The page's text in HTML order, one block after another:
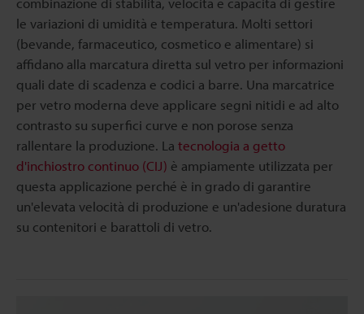
le variazioni di umidità e temperatura. Molti settori
(bevande, farmaceutico, cosmetico e alimentare) si
affidano alla marcatura diretta sul vetro per informazioni
quali date di scadenza e codici a barre. Una marcatrice
per vetro moderna deve applicare segni nitidi e ad alto
contrasto su superfici curve e non porose senza
rallentare la produzione. La tecnologia a getto
d'inchiostro continuo (CIJ) è ampiamente utilizzata per
questa applicazione perché è in grado di garantire
un'elevata velocità di produzione e un'adesione duratura
su contenitori e barattoli di vetro.